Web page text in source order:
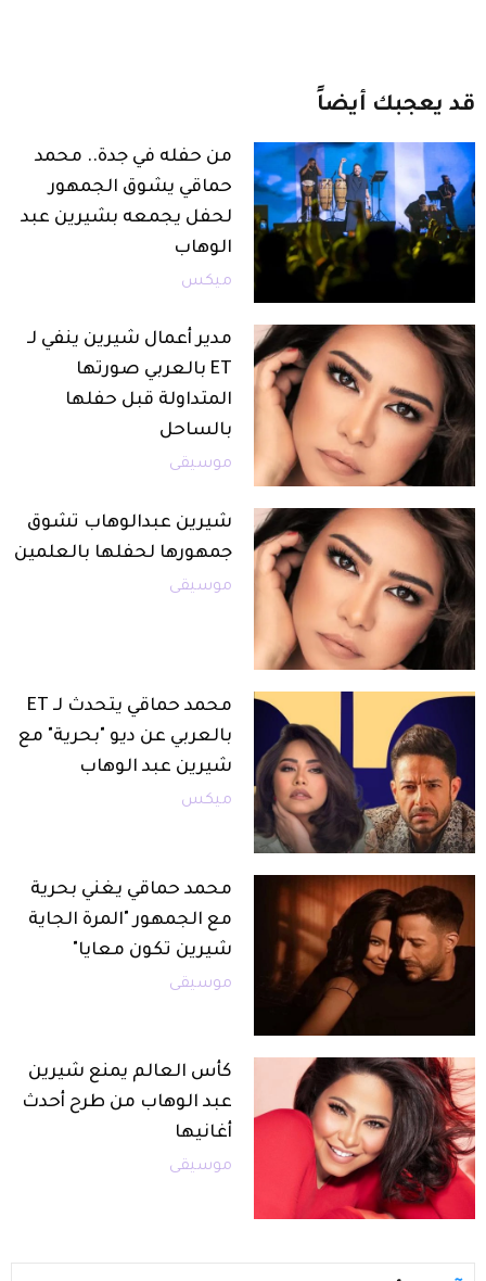
قد يعجبك أيضاً
من حفله في جدة.. محمد
حماقي يشوق الجمهور
لحفل يجمعه بشيرين عبد
الوهاب
ميكس
مدير أعمال شيرين ينفي لـ
ET بالعربي صورتها
المتداولة قبل حفلها
بالساحل
موسيقى
شيرين عبدالوهاب تشوق
جمهورها لحفلها بالعلمين
موسيقى
محمد حماقي يتحدث لـ ET
بالعربي عن ديو "بحرية" مع
شيرين عبد الوهاب
ميكس
محمد حماقي يغني بحرية
مع الجمهور "المرة الجاية
شيرين تكون معايا"
موسيقى
كأس العالم يمنع شيرين
عبد الوهاب من طرح أحدث
أغانيها
موسيقى